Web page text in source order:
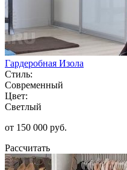
Гардеробная Изола
Стиль:
Современный
Цвет:
Светлый
от 150 000 руб.
Рассчитать